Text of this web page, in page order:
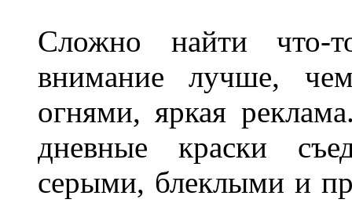
Сложно найти что-
внимание лучше,
огнями, яркая
дневные краски
серыми, блеклыми и